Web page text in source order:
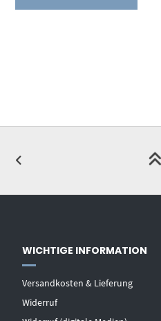
WICHTIGE INFORMATION
Versandkosten & Lieferung
Widerruf